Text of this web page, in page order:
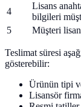
4
Lisans
bilgileri
5
Müşteri
Teslimat süresi
gösterebilir:
Ürünün tipi
Lisansör